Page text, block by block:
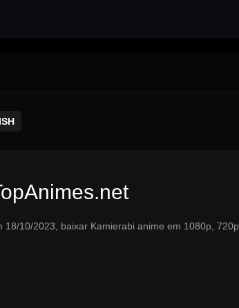
18/10/2023, baixar Kamierabi anime em 1080p,